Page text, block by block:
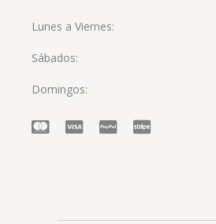
Lunes a Viernes
Sábados
Domingos